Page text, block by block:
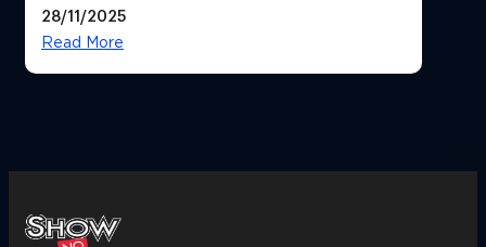
28/11/2025
Read More